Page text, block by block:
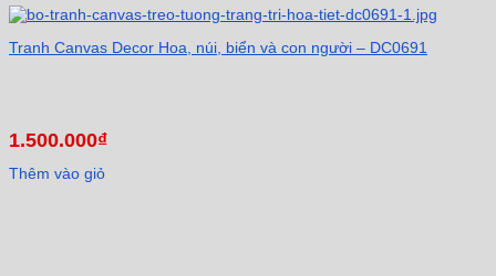
Tranh Canvas Decor Hoa, núi, biển và con người – DC0691
1.500.000₫
Thêm vào giỏ